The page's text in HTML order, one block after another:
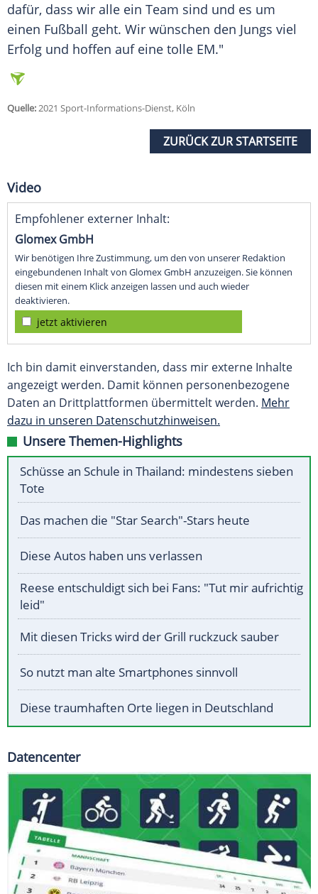
dafür, dass wir alle ein Team sind und es um
einen Fußball geht. Wir wünschen den Jungs viel
Erfolg und hoffen auf eine tolle EM."
Quelle:2021 Sport-Informations-Dienst, Köln
ZURÜCK ZUR STARTSEITE
Video
Empfohlener externer Inhalt:
Glomex GmbH
Wir benötigen Ihre Zustimmung, um den von unserer Redaktion
eingebundenen Inhalt von Glomex GmbH anzuzeigen. Sie können
diesen mit einem Klick anzeigen lassen und auch wieder
deaktivieren.
jetzt aktivieren
Ich bin damit einverstanden, dass mir externe Inhalte
angezeigt werden. Damit können personenbezogene
Daten an Drittplattformen übermittelt werden. Mehr
dazu in unseren Datenschutzhinweisen.
Unsere Themen-Highlights
Schüsse an Schule in Thailand: mindestens sieben
Tote
Das machen die "Star Search"-Stars heute
Diese Autos haben uns verlassen
Reese entschuldigt sich bei Fans: "Tut mir aufrichtig
leid"
Mit diesen Tricks wird der Grill ruckzuck sauber
So nutzt man alte Smartphones sinnvoll
Diese traumhaften Orte liegen in Deutschland
Datencenter